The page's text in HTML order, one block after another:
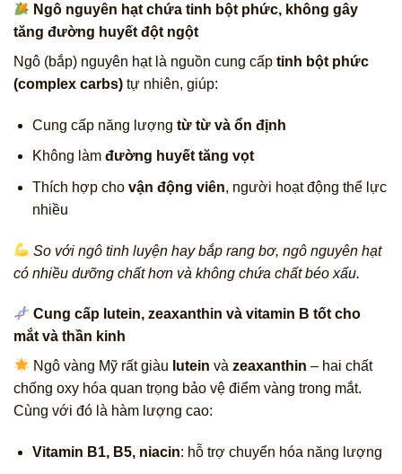
Ngô nguyên hạt chứa tinh bột phức, không gây
tăng đường huyết đột ngột
Ngô (bắp) nguyên hạt là nguồn cung cấp tinh bột phức
(complex carbs) tự nhiên, giúp:
Cung cấp năng lượng từ từ và ổn định
Không làm đường huyết tăng vọt
Thích hợp cho vận động viên, người hoạt động thể lực
nhiều
So với ngô tinh luyện hay bắp rang bơ, ngô nguyên hạt
có nhiều dưỡng chất hơn và không chứa chất béo xấu.
Cung cấp lutein, zeaxanthin và vitamin B tốt cho
mắt và thần kinh
Ngô vàng Mỹ rất giàu lutein vàzeaxanthin – hai chất
chống oxy hóa quan trọng bảo vệ điểm vàng trong mắt.
Cùng với đó là hàm lượng cao:
Vitamin B1, B5, niacin: hỗ trợ chuyển hóa năng lượng